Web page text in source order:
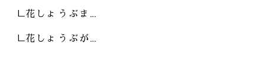
花しょうぶま…
花しょうぶが…